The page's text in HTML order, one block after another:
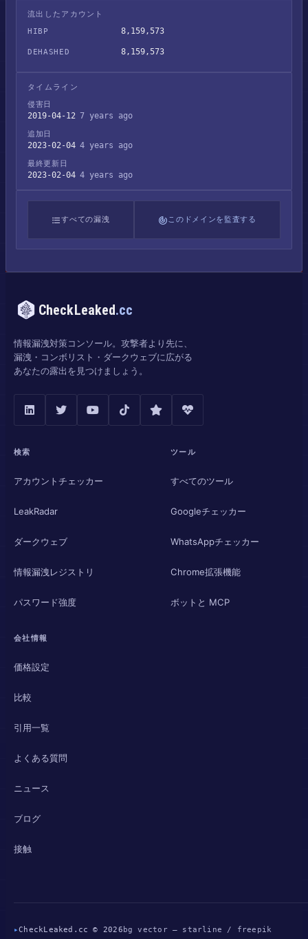
流出したアカウント
HIBP
8,159,573
DEHASHED 8,159,573
タイムライン
侵害日
2019-04-12 7 years ago
追加日
2023-02-04 4 years ago
最終更新日
2023-02-04 4 years ago
すべての漏洩 このドメインを監査する
CheckLeaked.cc
情報漏洩対策コンソール。攻撃者より先に、
漏洩・コンボリスト・ダークウェブに広がる
あなたの露出を見つけましょう。
検索
アカウントチェッカー
LeakRadar
ダークウェブ
情報漏洩レジストリ
パスワード強度
ツール
すべてのツール
Googleチェッカー
WhatsAppチェッカー
Chrome拡張機能
ボットと MCP
会社情報
価格設定
比較
引用一覧
よくある質問
ニュース
ブログ
接触
▸CheckLeaked.cc © 2026 bg vector — starline / freepik